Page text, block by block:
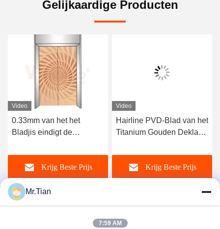
Gelijkaardige Producten
Video
Hairline PVD-Blad van het
Titanium Gouden Deklaag
voor de Comités van de
Liftdeur
Krijg Beste Prijs
Video
3048mm 304 van de het
Metaalspiegel van het
Antieke Met een laag
bedekte Brons PVD Ets
voor Lift
Krijg Beste Prijs
Mr.Tian
7:59 AM